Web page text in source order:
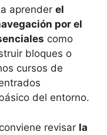
aprender el
por el
como
bloques o
cursos de
del entorno.
revisar la